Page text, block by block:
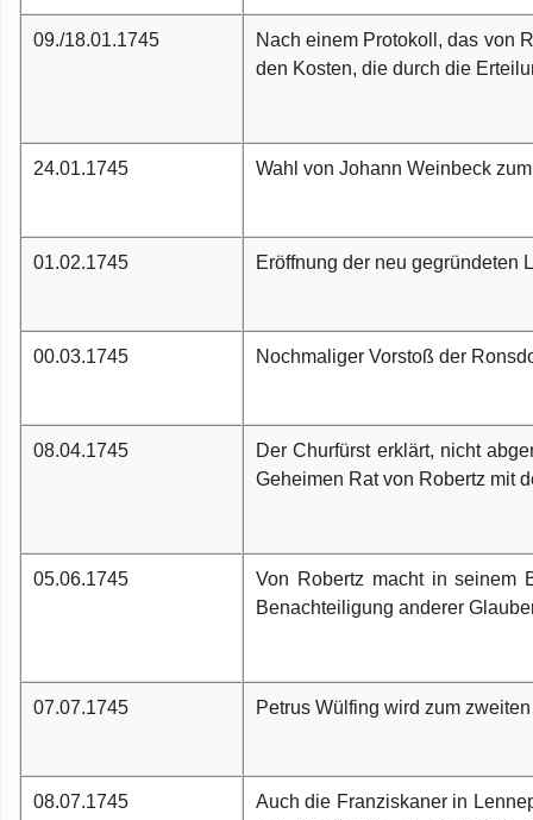
09./18.01.1745
Nach einem Protokoll, das von
den Kosten, die durch die
24.01.1745 Wahl von Johann Weinbeck
01.02.1745 Eröffnung der neu gegründeten
00.03.1745 Nochmaliger Vorstoß der
08.04.1745
Der Churfürst erklärt, nicht
Geheimen Rat von Robertz mit
05.06.1745
Von Robertz macht in seinem
Benachteiligung anderer
07.07.1745 Petrus Wülfing wird zum
08.07.1745
Auch die Franziskaner in